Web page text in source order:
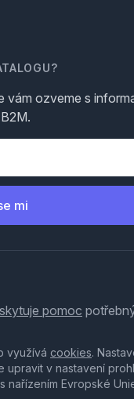
vám ozveme s
mi
pomoc
využívá cookies.
upravit v nastavení
nařízením Evropské